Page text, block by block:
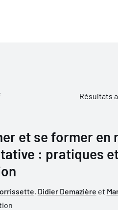
Résultats
et se former en
: pratiques
, Didier Demazière et